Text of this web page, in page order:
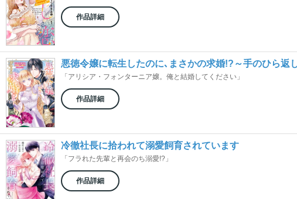
作品詳細
悪徳令嬢に転生したのに､まさかの求婚!?～手のひら返
「アリシア・フォンターニア嬢。俺と結婚してください」
作品詳細
冷徹社長に拾われて溺愛飼育されています
「フラれた先輩と再会のち溺愛!?」
作品詳細